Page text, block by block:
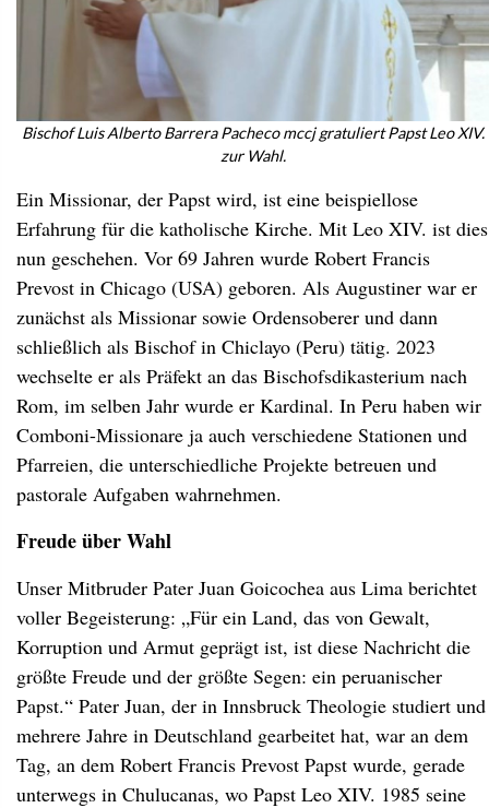
Bischof Luis Alberto Barrera Pacheco mccj gratuliert Papst Leo XIV.
zur Wahl.
Ein Missionar, der Papst wird, ist eine beispiellose
Erfahrung für die katholische Kirche. Mit Leo XIV. ist dies
nun geschehen. Vor 69 Jahren wurde Robert Francis
Prevost in Chicago (USA) geboren. Als Augustiner war er
zunächst als Missionar sowie Ordensoberer und dann
schließlich als Bischof in Chiclayo (Peru) tätig. 2023
wechselte er als Präfekt an das Bischofsdikasterium nach
Rom, im selben Jahr wurde er Kardinal. In Peru haben wir
Comboni-Missionare ja auch verschiedene Stationen und
Pfarreien, die unterschiedliche Projekte betreuen und
pastorale Aufgaben wahrnehmen.
Freude über Wahl
Unser Mitbruder Pater Juan Goicochea aus Lima berichtet
voller Begeisterung: „Für ein Land, das von Gewalt,
Korruption und Armut geprägt ist, ist diese Nachricht die
größte Freude und der größte Segen: ein peruanischer
Papst.“ Pater Juan, der in Innsbruck Theologie studiert und
mehrere Jahre in Deutschland gearbeitet hat, war an dem
Tag, an dem Robert Francis Prevost Papst wurde, gerade
unterwegs in Chulucanas, wo Papst Leo XIV. 1985 seine